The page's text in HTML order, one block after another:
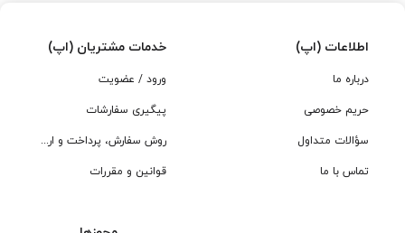
اطلاعات (اپ)
درباره ما
حریم خصوصی
سؤالات متداول
تماس با ما
خدمات مشتریان (اپ)
ورود / عضویت
پیگیری سفارشات
روش سفارش، پرداخت و ارسال
قوانین و مقررات